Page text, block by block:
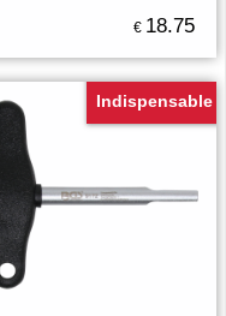
€ 18.75
Indispensable